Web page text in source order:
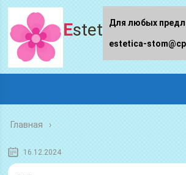
Estetica-
Главная
16.12.2024
Для любых
estetica-